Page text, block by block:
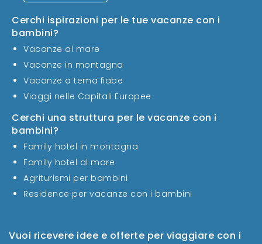
Vuoi ricevere idee e offerte per viaggiare con i
Cerchi ispirazioni per le tue vacanze con i
bambini?
Vacanze al mare
Vacanze in montagna
Vacanze a tema fiabe
Viaggi nelle Capitali Europee
Cerchi una struttura per le vacanze con i
bambini?
Family hotel in montagna
Family hotel al mare
Agriturismi per bambini
Residence per vacanze con i bambini